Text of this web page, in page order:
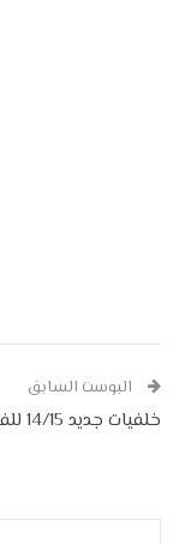
البوست السابق
خلفيات جديد 14/15 للفيفا 2010